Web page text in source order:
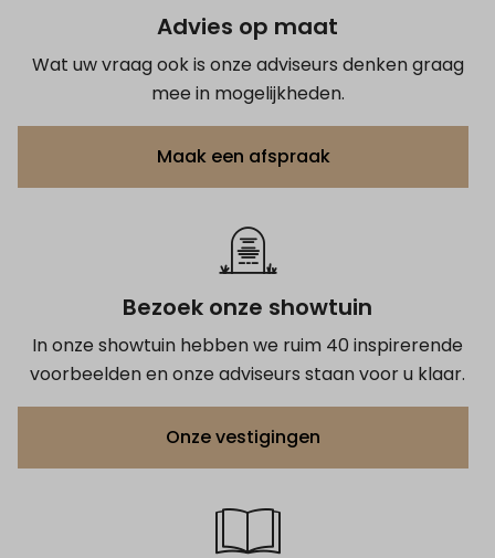
Advies op maat
Wat uw vraag ook is onze adviseurs denken graag
mee in mogelijkheden.
Maak een afspraak
Bezoek onze showtuin
In onze showtuin hebben we ruim 40 inspirerende
voorbeelden en onze adviseurs staan voor u klaar.
Onze vestigingen